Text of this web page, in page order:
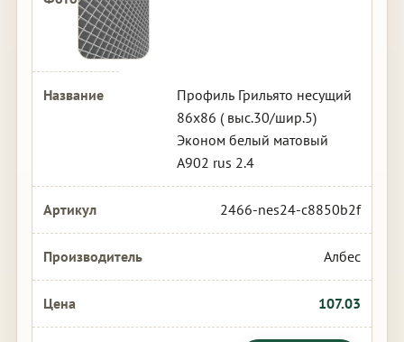
Профиль Грильято несущий
86х86 ( выс.30/шир.5)
Эконом белый матовый
А902 rus 2.4
2466-nes24-c8850b2f
Албес
107.03